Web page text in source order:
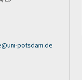
@uni-potsdam.de